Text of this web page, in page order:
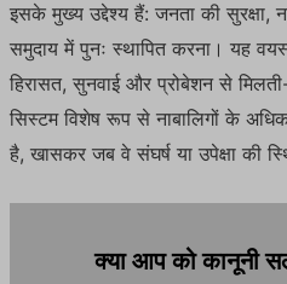
इसके मुख्य उद्देश्य हैं: जनता की सुरक्षा,
समुदाय में पुनः स्थापित करना। यह
हिरासत, सुनवाई और प्रोबेशन से
सिस्टम विशेष रूप से नाबालिगों के
है, खासकर जब वे संघर्ष या उपेक्षा की
क्या आप को कानूनी